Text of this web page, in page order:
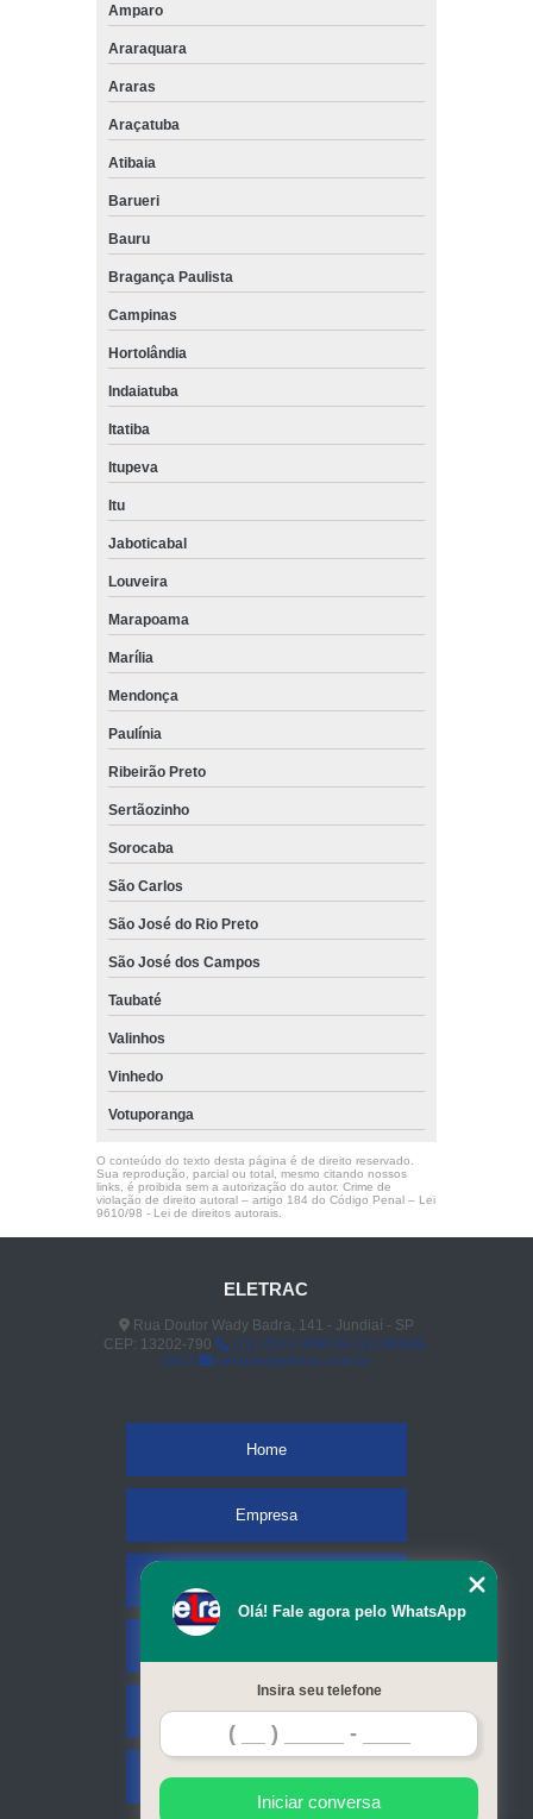
Amparo
Araraquara
Araras
Araçatuba
Atibaia
Barueri
Bauru
Bragança Paulista
Campinas
Hortolândia
Indaiatuba
Itatiba
Itupeva
Itu
Jaboticabal
Louveira
Marapoama
Marília
Mendonça
Paulínia
Ribeirão Preto
Sertãozinho
Sorocaba
São Carlos
São José do Rio Preto
São José dos Campos
Taubaté
Valinhos
Vinhedo
Votuporanga
O conteúdo do texto desta página é de direito reservado.
Sua reprodução, parcial ou total, mesmo citando nossos
links, é proibida sem a autorização do autor. Crime de
violação de direito autoral – artigo 184 do Código Penal – Lei
9610/98 - Lei de direitos autorais.
ELETRAC
Rua Doutor Wady Badra, 141 - Jundiaí - SP
CEP: 13202-790
(11) 4523-3890
(11) 96848-
0413
vendas@eletrac.com.br
Home
Empresa
Contato
Mapa do site
Olá! Fale agora pelo WhatsApp
Insira seu telefone
Iniciar conversa